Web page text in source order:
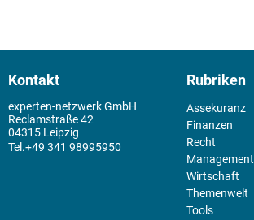
Kontakt
experten-netzwerk GmbH
Reclamstraße 42
04315 Leipzig
+49 341 98995950
Rubriken
Assekuranz
Finanzen
Recht
Management
Wirtschaft
Themenwelt
Tools